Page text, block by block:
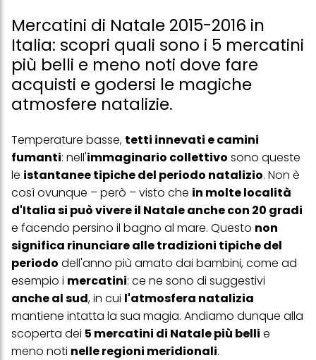
Mercatini di Natale 2015-2016 in
Italia: scopri quali sono i 5 mercatini
più belli e meno noti dove fare
acquisti e godersi le magiche
atmosfere natalizie.
Temperature basse, tetti innevati e camini
fumanti: nell'immaginario collettivo sono queste
le istantanee tipiche del periodo natalizio. Non è
così ovunque – però – visto che in molte località
d'Italia si può vivere il Natale anche con 20 gradi
e facendo persino il bagno al mare. Questo non
significa rinunciare alle tradizioni tipiche del
periodo dell'anno più amato dai bambini, come ad
esempio i mercatini: ce ne sono di suggestivi
anche al sud, in cui l'atmosfera natalizia
mantiene intatta la sua magia. Andiamo dunque alla
scoperta dei 5 mercatini di Natale più belli e
meno noti nelle regioni meridionali.